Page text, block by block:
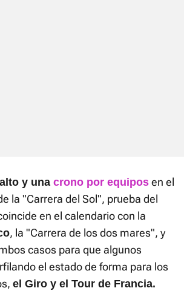
y una crono por equipos en el
la "Carrera del Sol", prueba del
en el calendario con la
, la "Carrera de los dos mares", y
casos para que algunos
el estado de forma para los
el Giro y el Tour de Francia.